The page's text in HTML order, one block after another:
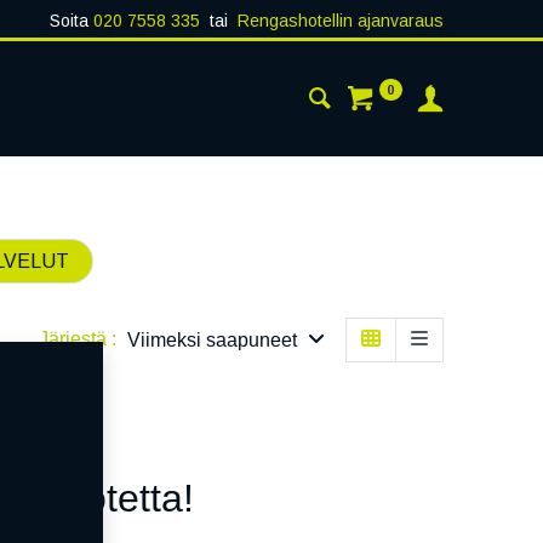
Soita 020 7558 335 tai Rengashotellin ajanvaraus
0
Järjestä : Viimeksi saapuneet
tuotetta!